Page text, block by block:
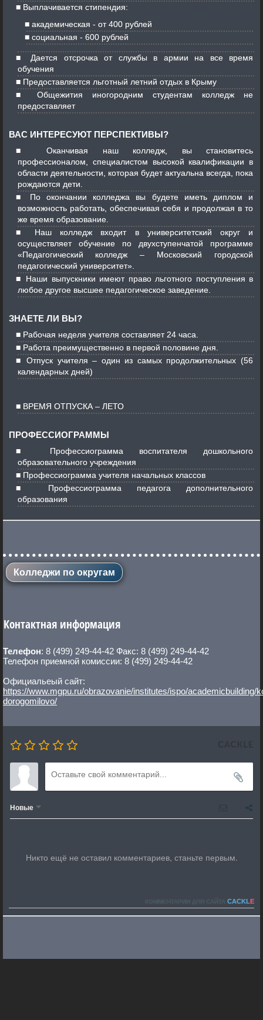
Выплачивается стипендия:
академическая - от 400 рублей
социальная - 600 рублей
Дается отсрочка от службы в армии на все время
обучения
Предоставляется льготный летний отдых в Крыму
Общежития иногородним студентам колледж не
предоставляет
ВАС ИНТЕРЕСУЮТ ПЕРСПЕКТИВЫ?
Оканчивая наш колледж, вы становитесь
профессионалом, специалистом высокой квалификации в
области деятельности, которая будет актуальна всегда, пока
рождаются дети.
По окончании колледжа вы будете иметь диплом и
возможность работать, обеспечивая себя и продолжая в то
же время образование.
Наш колледж входит в университетский округ и
осуществляет обучение по двухступенчатой программе
«Педагогический колледж – Московский городской
педагогический университет».
Наши выпускники имеют право льготного поступления в
любое другое высшее педагогическое заведение.
ЗНАЕТЕ ЛИ ВЫ?
Рабочая неделя учителя составляет 24 часа.
Работа преимущественно в первой половине дня.
Отпуск учителя – один из самых продолжительных (56
календарных дней)
ВРЕМЯ ОТПУСКА – ЛЕТО
ПРОФЕССИОГРАММЫ
Профессиограмма воспитателя дошкольного
образовательного учреждения
Профессиограмма учителя начальных классов
Профессиограмма педагога дополнительного
образования
Колледжи по округам
Контактная информация
Телефон: 8 (499) 249-44-42 Факс: 8 (499) 249-44-42
Телефон приемной комиссии: 8 (499) 249-44-42
Официальеый сайт:
https://www.mgpu.ru/obrazovanie/institutes/ispo/academicbuilding/
dorogomilovo/
Новые
Никто ещё не оставил комментариев, станьте первым.
CACKLE